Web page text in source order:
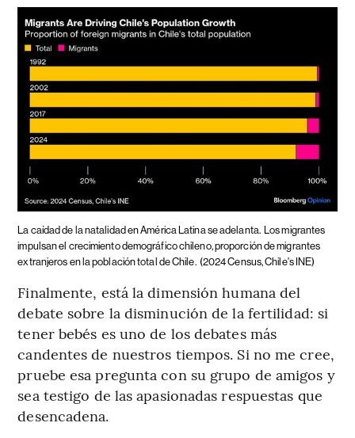
La caídad de la natalidad en América Latina se adelanta. Los migrantes
impulsan el crecimiento demográfico chileno, proporción de migrantes
extranjeros en la población total de Chile. (2024 Census, Chile's INE)
Finalmente, está la dimensión humana del
debate sobre la disminución de la fertilidad: si
tener bebés es uno de los debates más
candentes de nuestros tiempos. Si no me cree,
pruebe esa pregunta con su grupo de amigos y
sea testigo de las apasionadas respuestas que
desencadena.